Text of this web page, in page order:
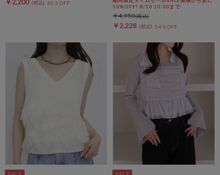
￥2,200 50％OFF
10%OFF! 8/10 10:00まで
￥2,228 54％OFF
￥4,950